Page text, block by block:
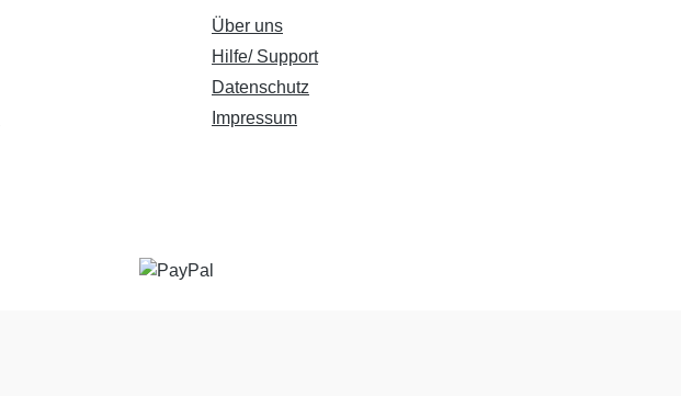
Über uns
Hilfe/ Support
Datenschutz
Impressum